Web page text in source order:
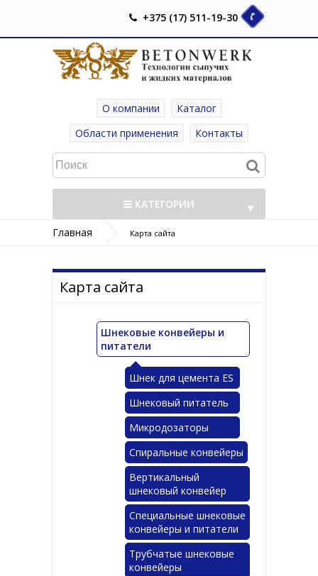
+375 (17) 511-19-30
О компании
Каталог
Области применения
Контакты
КАТЕГОРИИ ▼
Главная Карта сайта
Карта сайта
Шнековые конвейеры и
питатели
Шнек для цемента ES
Шнековый питатель
Микродозаторы
Спиральные конвейеры
Вертикальный
шнековый конвейер
Специальные шнековые
конвейеры и питатели
Трубчатые шнековые
конвейеры